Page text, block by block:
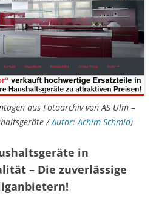
aus Fotoarchiv von AS Ulm –
/Autor: Achim Schmid)
in
– Die zuverlässige